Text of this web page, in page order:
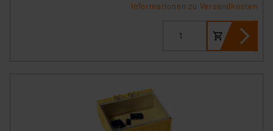
Informationen zu Versandkosten